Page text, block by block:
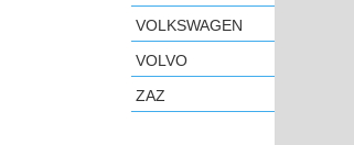
VOLKSWAGEN
VOLVO
ZAZ